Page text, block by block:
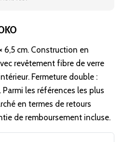
6,5 cm. Construction en
revêtement fibre de verre
Fermeture double :
les références les plus
en termes de retours
de remboursement incluse.